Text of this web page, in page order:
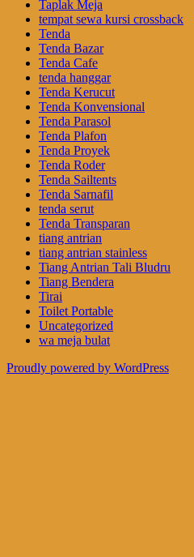
Taplak Meja
tempat sewa kursi crossback
Tenda
Tenda Bazar
Tenda Cafe
tenda hanggar
Tenda Kerucut
Tenda Konvensional
Tenda Parasol
Tenda Plafon
Tenda Proyek
Tenda Roder
Tenda Sailtents
Tenda Sarnafil
tenda serut
Tenda Transparan
tiang antrian
tiang antrian stainless
Tiang Antrian Tali Bludru
Tiang Bendera
Tirai
Toilet Portable
Uncategorized
wa meja bulat
Proudly powered by WordPress